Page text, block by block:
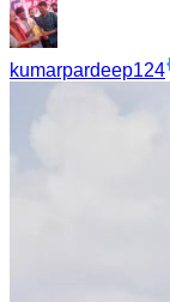
kumarpardeep124